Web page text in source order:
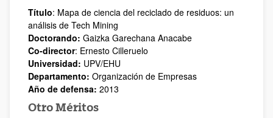
Título: Mapa de ciencia del reciclado de residuos: un
análisis de Tech Mining
Doctorando: Gaizka Garechana Anacabe
Co-director: Ernesto Cilleruelo
Universidad: UPV/EHU
Departamento: Organización de Empresas
Año de defensa: 2013
Otro Méritos